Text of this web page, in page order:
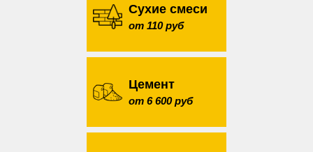
Сухие смеси
от 110 руб
Цемент
от 6 600 руб